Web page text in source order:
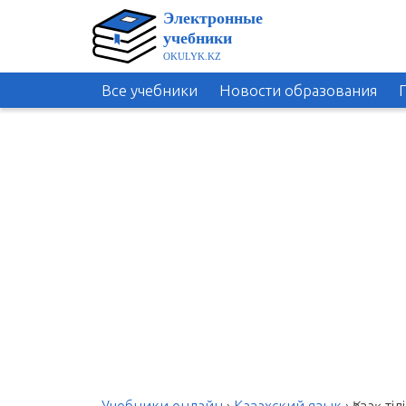
Все учебники Новости образования